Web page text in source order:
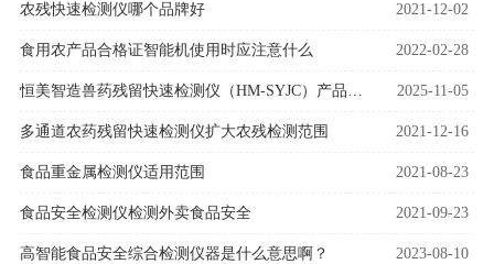
农残快速检测仪哪个品牌好 2021-12-02
食用农产品合格证智能机使用时应注意什么 2022-02-28
恒美智造兽药残留快速检测仪（HM-SYJC）产品知识图谱白皮书 2025-11-05
多通道农药残留快速检测仪扩大农残检测范围 2021-12-16
食品重金属检测仪适用范围 2021-08-23
食品安全检测仪检测外卖食品安全 2021-09-23
高智能食品安全综合检测仪器是什么意思啊？ 2023-08-10